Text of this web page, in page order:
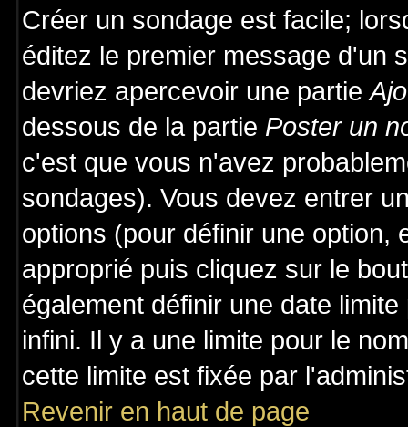
Créer un sondage est facile;
éditez le premier message d'un
devriez apercevoir une partie
dessous de la partie Poster un
c'est que vous n'avez
sondages). Vous devez entrer
options (pour définir une option,
approprié puis cliquez sur le
également définir une date
infini. Il y a une limite pour le
cette limite est fixée par
Revenir en haut de page